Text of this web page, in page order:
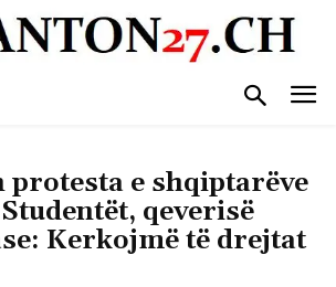
protesta e shqiptarëve
qeverisë
Kerkojmë të drejtat